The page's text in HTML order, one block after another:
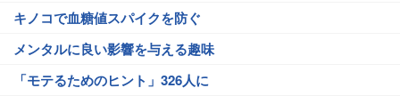
キノコで血糖値スパイクを防ぐ
メンタルに良い影響を与える趣味
「モテるためのヒント」326人に